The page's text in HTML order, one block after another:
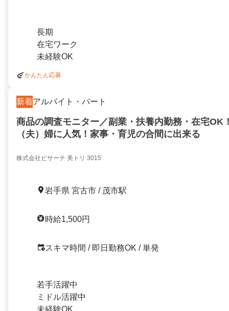
長期
在宅ワーク
未経験OK
かんたん応募
新着アルバイト・パート
商品の調査モニター／副業・扶養内勤務・在宅OK
（夫）婦に人気！家事・育児の合間に出来る
株式会社ビサーチ 美トリ 3015
岩手県 宮古市 / 茂市駅
時給1,500円
スキマ時間 / 即日勤務OK / 単発
若手活躍中
ミドル活躍中
未経験OK